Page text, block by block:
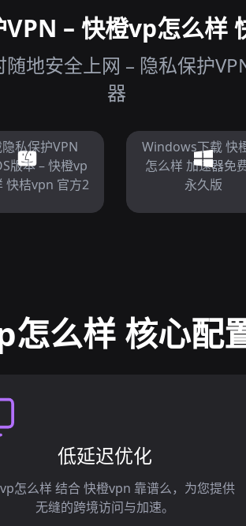
– 快橙vp怎么样
地安全上网 – 隐私保护
器
私保护VPN
版本 – 快橙vp
快桔vpn 官方2
Windows下载 快
怎么样 加速器免
永久版
怎么样 核心配
低延迟优化
怎么样 结合 快橙vpn 靠谱么，为您提供
无缝的跨境访问与加速。